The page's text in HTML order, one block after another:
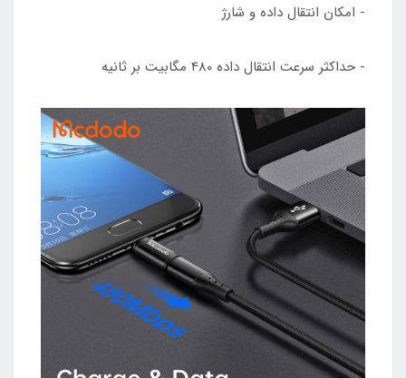
- امکان انتقال داده و شارژ
- حداکثر سرعت انتقال داده 480 مگابیت بر ثانیه